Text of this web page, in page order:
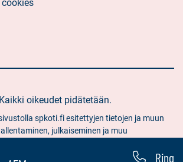
Ring
oikeudet pidätetään.
spkoti.fi esitettyjen tietojen ja muun
julkaiseminen ja muu
kirjallista lupaa.